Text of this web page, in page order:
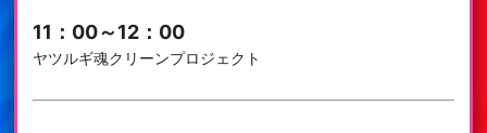
11：00～12：00
ヤツルギ魂クリーンプロジェクト